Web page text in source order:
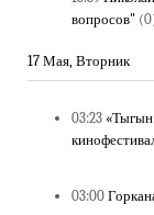
вопросов"
17 Мая, Вторник
03:23 «Тыгын
03:00